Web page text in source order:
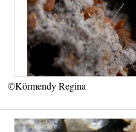
©Körmendy Regina